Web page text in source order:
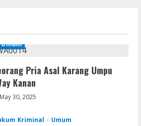
August 8, 2026
One Click Cracked x86-x64 [no
Umum
Pria Asal Karang Umpu
Kanan
May 30, 2025
Kriminal Umum